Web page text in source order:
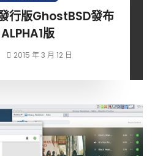
行版GhostBSD發布
版
2015 年 3 月 12 日